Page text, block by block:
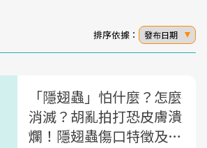
排序依據： 發布日期
「隱翅蟲」怕什麼？怎麼
消滅？胡亂拍打恐皮膚潰
爛！隱翅蟲傷口特徵及7